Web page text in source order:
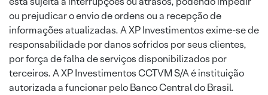
ou prejudicar o envio de ordens ou a recepção de
informações atualizadas. A XP Investimentos exime-se de
responsabilidade por danos sofridos por seus clientes,
por força de falha de serviços disponibilizados por
terceiros. A XP Investimentos CCTVM S/A é instituição
autorizada a funcionar pelo Banco Central do Brasil.